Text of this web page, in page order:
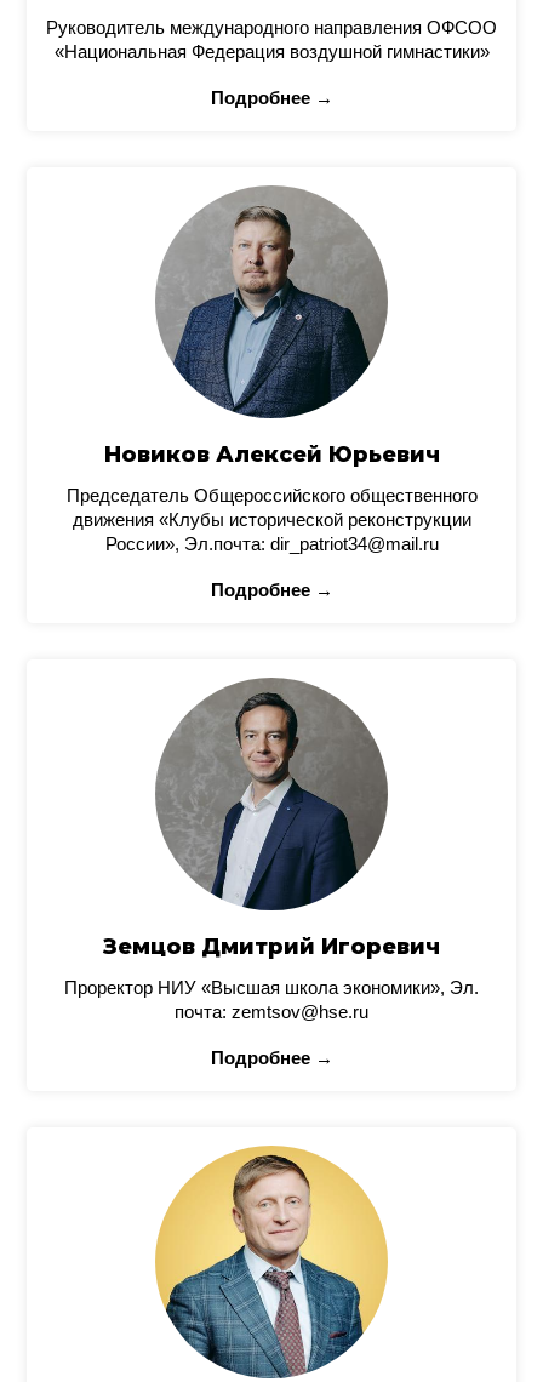
Руководитель международного направления ОФСОО
«Национальная Федерация воздушной гимнастики»
Подробнее →
Новиков Алексей Юрьевич
Председатель Общероссийского общественного
движения «Клубы исторической реконструкции
России», Эл.почта: dir_patriot34@mail.ru
Подробнее →
Земцов Дмитрий Игоревич
Проректор НИУ «Высшая школа экономики», Эл.
почта: zemtsov@hse.ru
Подробнее →